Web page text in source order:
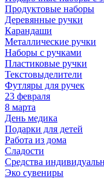
Продуктовые наборы
Деревянные ручки
Карандаши
Металлические ручки
Наборы с ручками
Пластиковые ручки
Текстовыделители
Футляры для ручек
23 февраля
8 марта
День медика
Подарки для детей
Работа из дома
Сладости
Средства
Эко сувениры